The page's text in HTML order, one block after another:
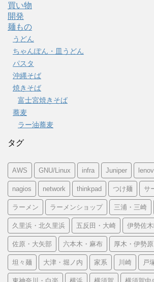
買い物
開発
麺もの
うどん
ちゃんぽん・皿うどん
パスタ
沖縄そば
焼きそば
富士宮焼きそば
蕎麦
ラー油蕎麦
タグ
AWS GNU/Linux infra Juniper
nagios network thinkpad つけ麺 サ
ラーメン ラーメンショップ 三浦・三崎
久里浜・北久里浜 五反田・大崎 伊勢佐
佐原・大矢部 六本木・麻布 厚木・伊勢原
坦々麺 大津・堀ノ内 家系 川崎 戸